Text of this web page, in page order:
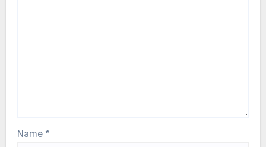
Name *